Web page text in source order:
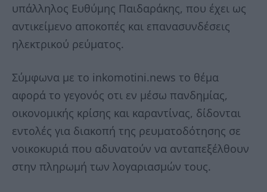
υπάλληλος Ευθύμης Παιδαράκης, που έχει ως
αντικείμενο αποκοπές και επανασυνδέσεις
ηλεκτρικού ρεύματος.
Σύμφωνα με το inkomotini.news το θέμα
αφορά το γεγονός οτι εν μέσω πανδημίας,
οικονομικής κρίσης και καραντίνας, δίδονται
εντολές για διακοπή της ρευματοδότησης σε
νοικοκυριά που αδυνατούν να ανταπεξέλθουν
στην πληρωμή των λογαριασμών τους.